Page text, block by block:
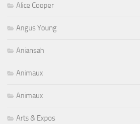
Alice Cooper
Angus Young
Aniansah
Animaux
Animaux
Arts & Expos